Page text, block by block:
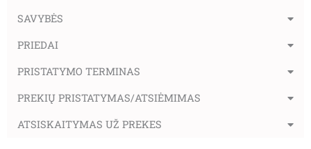
SAVYBĖS
PRIEDAI
PRISTATYMO TERMINAS
PREKIŲ PRISTATYMAS/ATSIĖMIMAS
ATSISKAITYMAS UŽ PREKES